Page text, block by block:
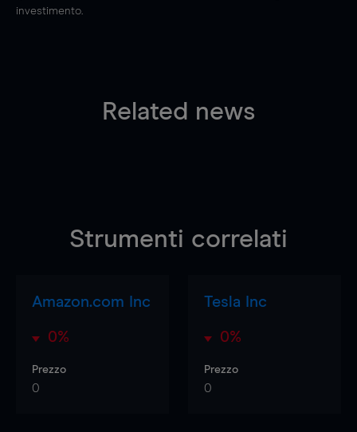
investimento.
Related news
Strumenti correlati
Amazon.com Inc
0%
Prezzo
0
Tesla Inc
0%
Prezzo
0